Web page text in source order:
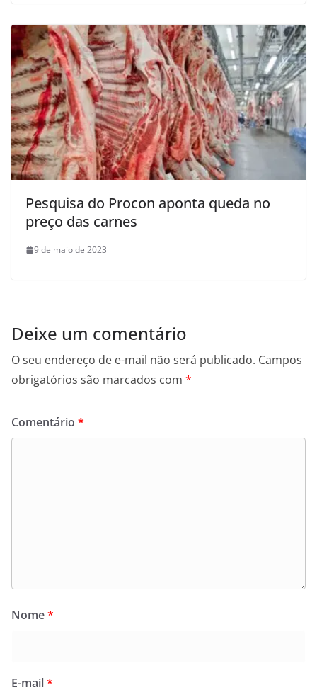
Pesquisa do Procon aponta queda no
preço das carnes
9 de maio de 2023
Deixe um comentário
O seu endereço de e-mail não será publicado. Campos
obrigatórios são marcados com *
Comentário *
Nome*
E-mail*